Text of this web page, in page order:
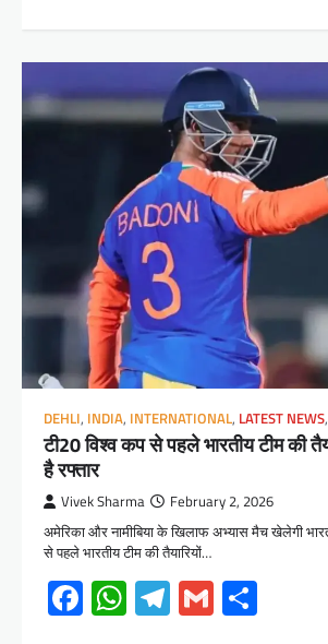
DEHLI, INDIA, INTERNATIONAL, LATEST NEWS,
टी20 विश्व कप से पहले भारतीय टीम की
है रफ्तार
Vivek Sharma February 2, 2026
अमेरिका और नामीबिया के खिलाफ अभ्यास मैच खेलेगी
से पहले भारतीय टीम की तैयारियों…
Facebook
WhatsApp
Telegram
Gmail